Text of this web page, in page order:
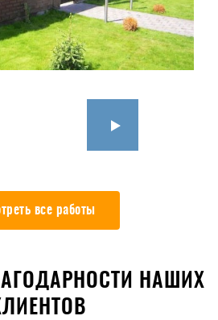
все работы
НАШИХ